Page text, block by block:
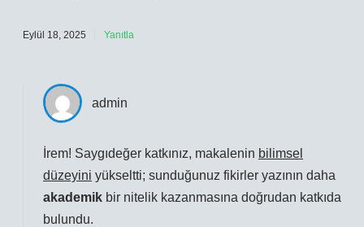
Eylül 18, 2025 Yanıtla
admin
İrem! Saygıdeğer katkınız, makalenin bilimsel
düzeyini yükseltti; sunduğunuz fikirler yazının daha
akademik bir nitelik kazanmasına doğrudan katkıda
bulundu.